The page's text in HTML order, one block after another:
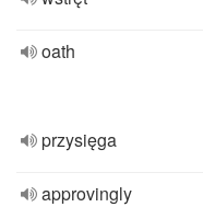
oath
przysięga
approvingly